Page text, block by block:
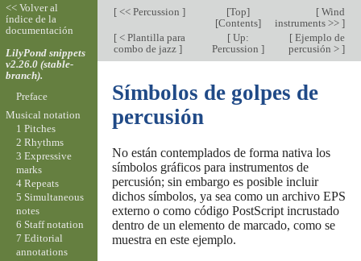
[<< Percussion ] [Top]
[Contents]
[Wind
instruments >> ]
[< Plantilla para
combo de jazz ]
[Up:
Percussion ]
[Ejemplo de
percusión > ]
Símbolos de golpes de
percusión
No están contemplados de forma nativa los
símbolos gráficos para instrumentos de
percusión; sin embargo es posible incluir
dichos símbolos, ya sea como un archivo EPS
externo o como código PostScript incrustado
dentro de un elemento de marcado, como se
muestra en este ejemplo.
<< Volver al
índice de la
documentación
LilyPond snippets
v2.26.0 (stable-
branch).
Preface
Musical notation
1 Pitches
2 Rhythms
3 Expressive
marks
4 Repeats
5 Simultaneous
notes
6 Staff notation
7 Editorial
annotations